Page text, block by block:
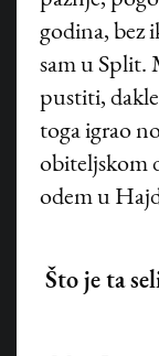
godina, bez
sam u Split.
pustiti,
toga igrao
obiteljskom
odem u
Što je ta